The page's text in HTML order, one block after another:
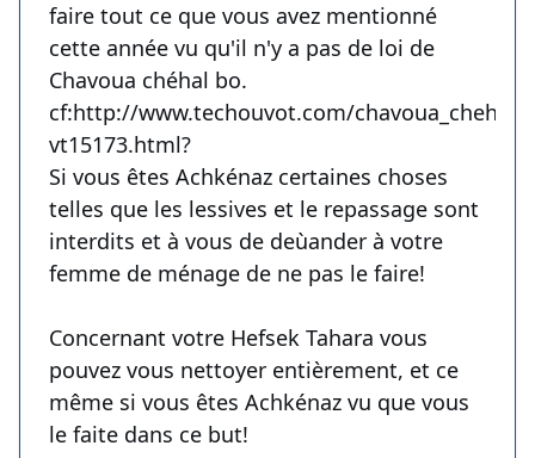
faire tout ce que vous avez mentionné
cette année vu qu'il n'y a pas de loi de
Chavoua chéhal bo.
cf:http://www.techouvot.com/
vt15173.html?
Si vous êtes Achkénaz certaines choses
telles que les lessives et le repassage sont
interdits et à vous de deùander à votre
femme de ménage de ne pas le faire!
Concernant votre Hefsek Tahara vous
pouvez vous nettoyer entièrement, et ce
même si vous êtes Achkénaz vu que vous
le faite dans ce but!